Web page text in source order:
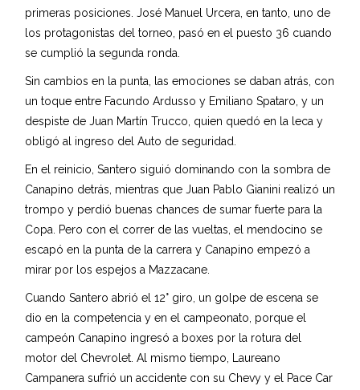
primeras posiciones. José Manuel Urcera, en tanto, uno de
los protagonistas del torneo, pasó en el puesto 36 cuando
se cumplió la segunda ronda.
Sin cambios en la punta, las emociones se daban atrás, con
un toque entre Facundo Ardusso y Emiliano Spataro, y un
despiste de Juan Martín Trucco, quien quedó en la leca y
obligó al ingreso del Auto de seguridad.
En el reinicio, Santero siguió dominando con la sombra de
Canapino detrás, mientras que Juan Pablo Gianini realizó un
trompo y perdió buenas chances de sumar fuerte para la
Copa. Pero con el correr de las vueltas, el mendocino se
escapó en la punta de la carrera y Canapino empezó a
mirar por los espejos a Mazzacane.
Cuando Santero abrió el 12° giro, un golpe de escena se
dio en la competencia y en el campeonato, porque el
campeón Canapino ingresó a boxes por la rotura del
motor del Chevrolet. Al mismo tiempo, Laureano
Campanera sufrió un accidente con su Chevy y el Pace Car